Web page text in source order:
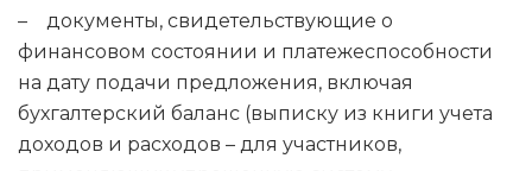
– документы, свидетельствующие о
финансовом состоянии и платежеспособности
на дату подачи предложения, включая
бухгалтерский баланс (выписку из книги учета
доходов и расходов – для участников,